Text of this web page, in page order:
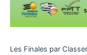
Les Finales par